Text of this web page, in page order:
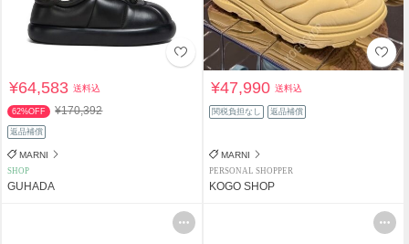
¥64,583送料込
62%OFF ¥170,392
返品補償
MARNI
SHOP
GUHADA
¥47,990送料込
関税負担なし 返品補償
MARNI
PERSONAL SHOPPER
KOGO SHOP